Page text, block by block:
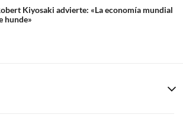
Kiyosaki advierte: «La economía mundial
hunde»